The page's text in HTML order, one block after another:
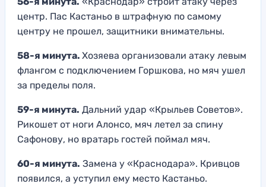
центр. Пас Кастаньо в штрафную по самому
центру не прошел, защитники внимательны.
58-я минута. Хозяева организовали атаку левым
флангом с подключением Горшкова, но мяч ушел
за пределы поля.
59-я минута. Дальний удар «Крыльев Советов».
Рикошет от ноги Алонсо, мяч летел за спину
Сафонову, но вратарь гостей поймал мяч.
60-я минута. Замена у «Краснодара». Кривцов
появился, а уступил ему место Кастаньо.